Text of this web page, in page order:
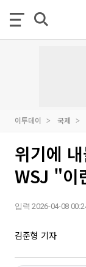
이투데이 국제
위기에
WSJ "이
입력 2026-04-08
김준형 기자